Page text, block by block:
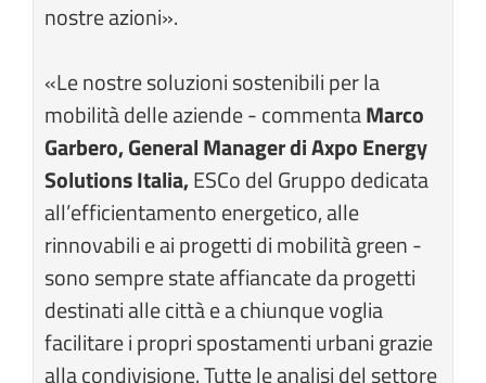
nostre azioni».
«Le nostre soluzioni sostenibili per la
mobilità delle aziende - commentaMarco
Garbero, General Manager di Axpo Energy
Solutions Italia,ESCo del Gruppo dedicata
all’efficientamento energetico, alle
rinnovabili e ai progetti di mobilità green -
sono sempre state affiancate da progetti
destinati alle città e a chiunque voglia
facilitare i propri spostamenti urbani grazie
alla condivisione. Tutte le analisi del settore